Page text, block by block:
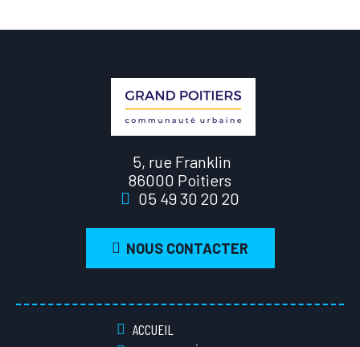
5, rue Franklin
86000 Poitiers
05 49 30 20 20
NOUS CONTACTER
ACCUEIL